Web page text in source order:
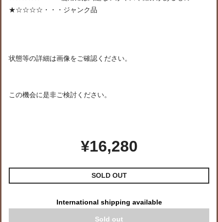
★☆☆☆☆・・・ジャンク品
状態等の詳細は画像をご確認ください。
この機会に是非ご検討ください。
¥16,280
SOLD OUT
International shipping available
Sold out